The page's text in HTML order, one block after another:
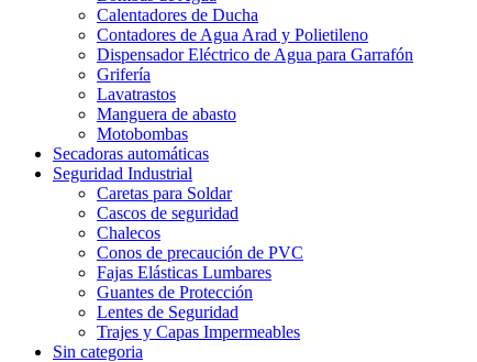
Calentadores de Ducha
Contadores de Agua Arad y Polietileno
Dispensador Eléctrico de Agua para Garrafón
Grifería
Lavatrastos
Manguera de abasto
Motobombas
Secadoras automáticas
Seguridad Industrial
Caretas para Soldar
Cascos de seguridad
Chalecos
Conos de precaución de PVC
Fajas Elásticas Lumbares
Guantes de Protección
Lentes de Seguridad
Trajes y Capas Impermeables
Sin categoria